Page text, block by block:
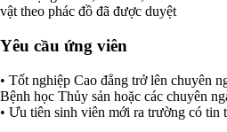
vật theo phác đồ đã được duyệt
Yêu cầu ứng viên
• Tốt nghiệp Cao đẳng trở lên chuyên
Bệnh học Thủy sản hoặc các chuyên
• Ưu tiên sinh viên mới ra trường có tin